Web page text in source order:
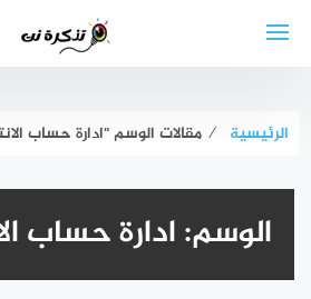
الرئيسية ⁄ مقالات الوسم "ادارة حساب
الوسم:ادارة حساب